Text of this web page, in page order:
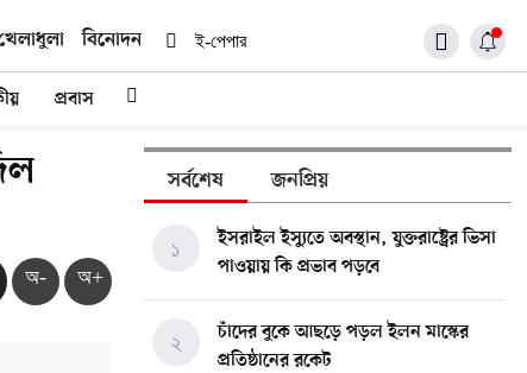
বিনোদন ই-পেপার
প্রবাস
অ- অ+
সর্বশেষ জনপ্রিয়
ইসরাইল ইস্যুতে অবস্থান, যুক্তরাষ্ট্রের ভিসা
পাওয়ায় কি প্রভাব পড়বে
১
চাঁদের বুকে আছড়ে পড়ল ইলন মাস্কের
প্রতিষ্ঠানের রকেট
২